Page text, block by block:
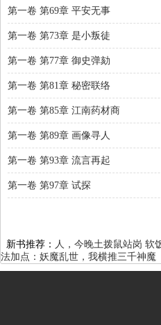
第一卷 第69章 平安无事
第一卷 第73章 是小叛徒
第一卷 第77章 御史弹劾
第一卷 第81章 秘密联络
第一卷 第85章 江南药材商
第一卷 第89章 画像寻人
第一卷 第93章 流言再起
第一卷 第97章 试探
新书推荐： 人，今晚土拨鼠站岗 软
法加点：妖魔乱世，我横推三千神魔